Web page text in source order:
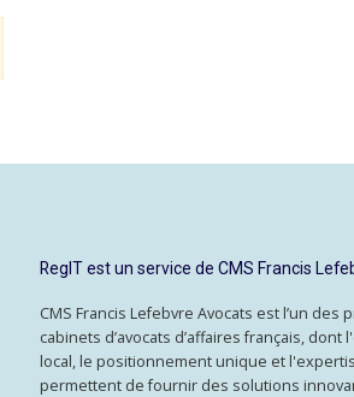
RegIT est un service de CMS Francis
CMS Francis Lefebvre Avocats est l’un des
cabinets d’avocats d’affaires français, dont
local, le positionnement unique et
permettent de fournir des solutions